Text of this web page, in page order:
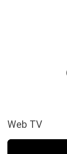
Web TV